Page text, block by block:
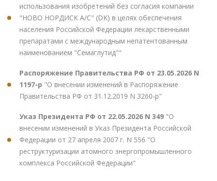
использования изобретений без согласия компании
"НОВО НОРДИСК А/С" (DK) в целях обеспечения
населения Российской Федерации лекарственными
препаратами с международным непатентованным
наименованием "Семаглутид""
Распоряжение Правительства РФ от 23.05.2026 N
1197-р "О внесении изменений в Распоряжение
Правительства РФ от 31.12.2019 N 3260-р"
Указ Президента РФ от 22.05.2026 N 349 "О
внесении изменений в Указ Президента Российской
Федерации от 27 апреля 2007 г. N 556 "О
реструктуризации атомного энергопромышленного
комплекса Российской Федерации"